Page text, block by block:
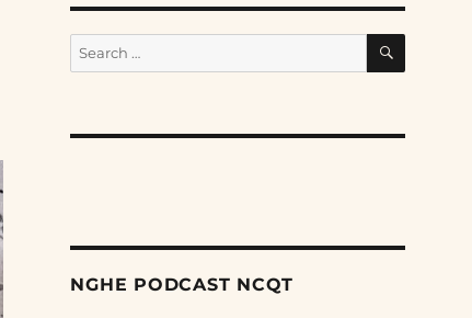
Search
for:
SEARCH
NGHE PODCAST NCQT